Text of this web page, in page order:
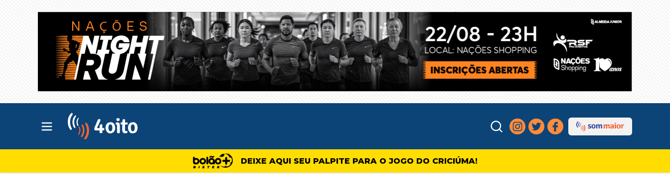
Abrir menu principal
DEIXE AQUI SEU PALPITE PARA O JOGO DO CRICIÚMA!